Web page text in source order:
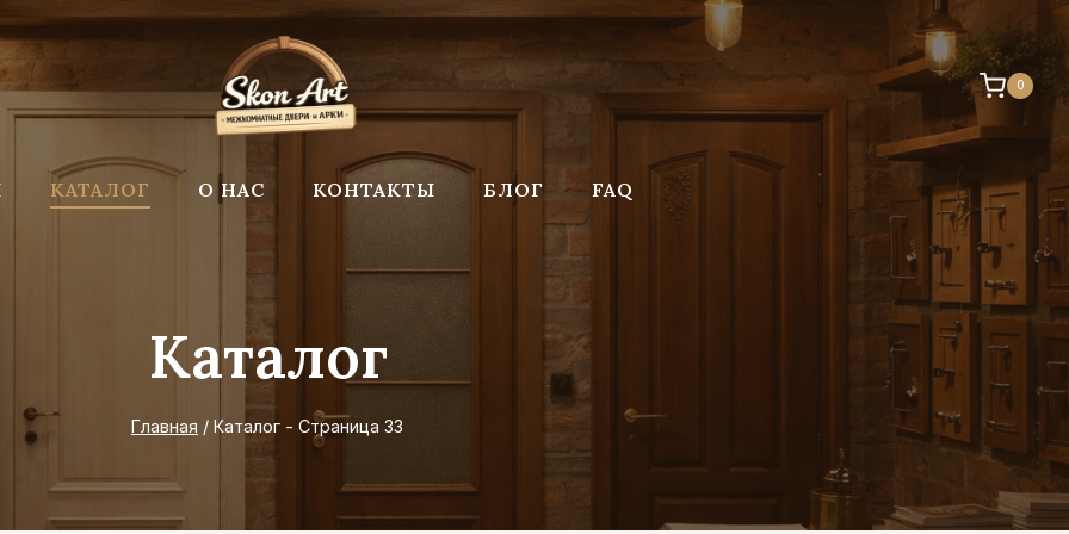
0
КАТАЛОГ О НАС КОНТАКТЫ БЛОГ FAQ
Каталог
Главная / Каталог - Страница 33